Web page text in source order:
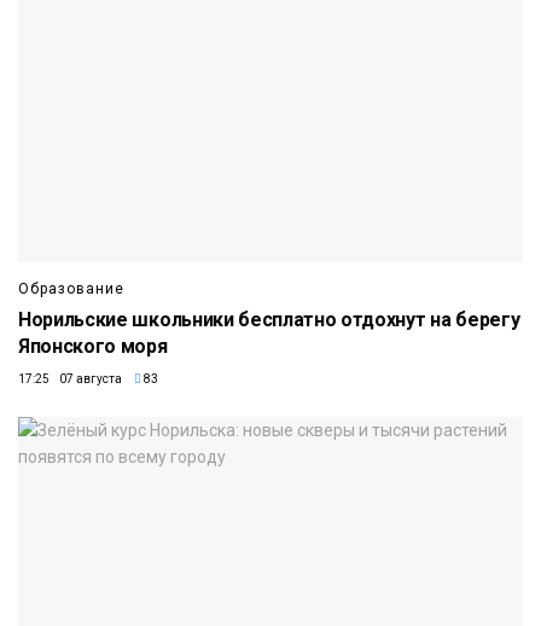
Образование
Норильские школьники бесплатно отдохнут на берегу
Японского моря
17:25 07 августа 83